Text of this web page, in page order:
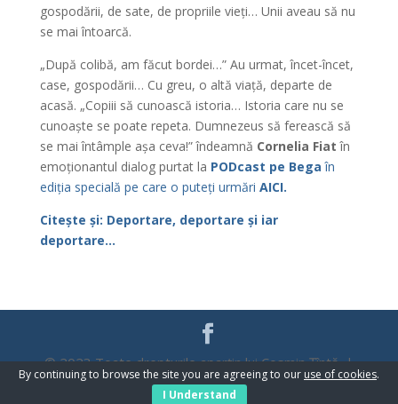
gospodării, de sate, de propriile vieți… Unii aveau să nu
se mai întoarcă.
„După colibă, am făcut bordei…” Au urmat, încet-încet,
case, gospodării… Cu greu, o altă viață, departe de
acasă. „Copiii să cunoască istoria… Istoria care nu se
cunoaște se poate repeta. Dumnezeus să ferească să
se mai întâmple așa ceva!” îndeamnă Cornelia Fiat în
emoționantul dialog purtat la PODcast pe Bega în
ediția specială pe care o puteți urmări AICI.
Citește și: Deportare, deportare și iar
deportare…
© 2023 Toate drepturile aparțin lui Cosmin Țîntă |
WebDesignPromo Zone
By continuing to browse the site you are agreeing to our use of cookies.
I Understand